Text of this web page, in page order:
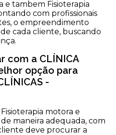
e tambem Fisioterapia
com profissionais
o empreendimento
cada cliente, buscando
com a CLÍNICA
opção para
-
motora e
maneira adequada, com
deve procurar a